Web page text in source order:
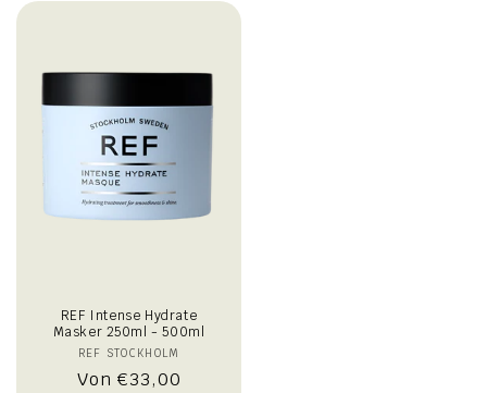
REF Intense Hydrate
Masker 250ml - 500ml
Anbieter:
REF STOCKHOLM
Normaler
Von €33,00